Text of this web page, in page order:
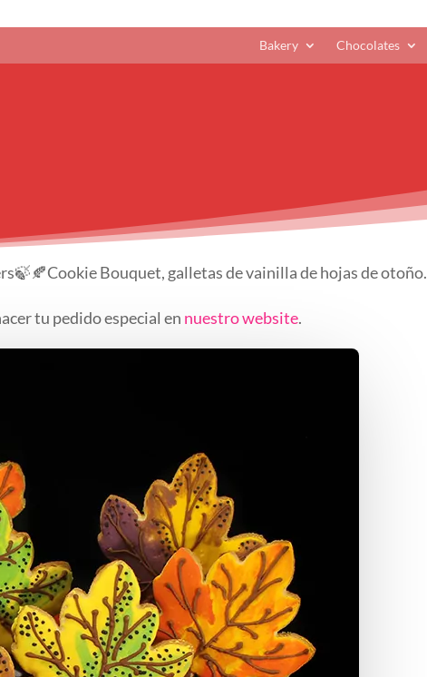
Bakery Chocolates
Bouquet, galletas de vainilla de hojas de otoño.
tu pedido especial en nuestro website.